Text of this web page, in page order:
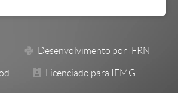
Desenvolvimento por IFRN
Licenciado para IFMG